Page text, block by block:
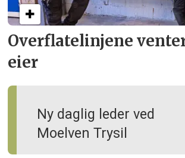
Overflate­linjene
eier
Ny daglig leder ved
Moelven Trysil